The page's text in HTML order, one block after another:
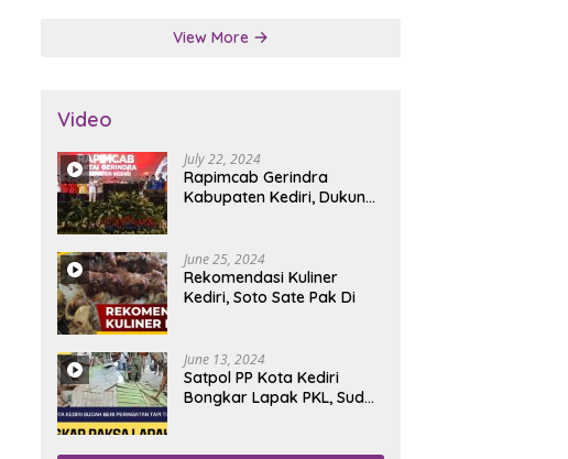
View More
Video
July 22, 2024
Rapimcab Gerindra
Kabupaten Kediri, Dukung
June 25, 2024
Rekomendasi Kuliner
Kediri, Soto Sate Pak Di
June 13, 2024
Satpol PP Kota Kediri
Bongkar Lapak PKL, Sudah